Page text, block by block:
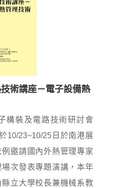
術講座－電子設備熱
構裝及電路技術研討會
10/23~10/25日於南港展
邀請國內外熱管理專家
次發表專題演講，本年
立大學校長兼機械系教